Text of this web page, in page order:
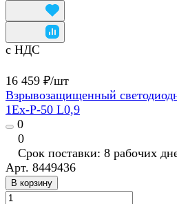
с НДС
16 459 ₽/шт
Взрывозащищенный
1Ex-P-50 L0,9
0
0
Срок поставки: 8 рабочих
Арт. 8449436
В корзину